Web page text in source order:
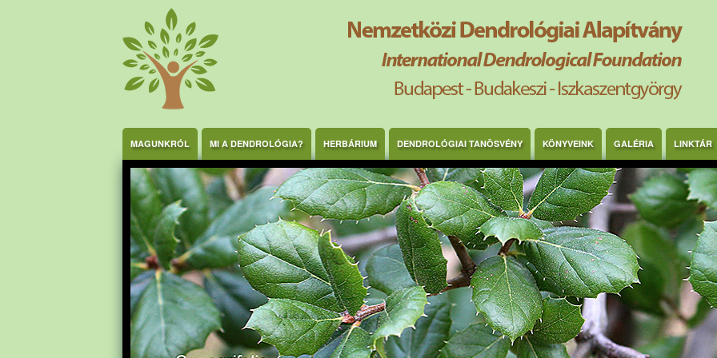
MAGUNKRÓL MI A DENDROLÓGIA? HERBÁRIUM DENDROLÓGIAI TANÖSVÉNY KÖNYVEINK GALÉRIA LINKTÁR